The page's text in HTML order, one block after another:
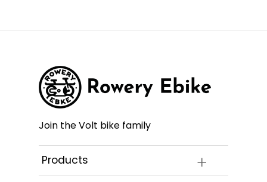
stronie
produktu
Join the Volt bike family
Products